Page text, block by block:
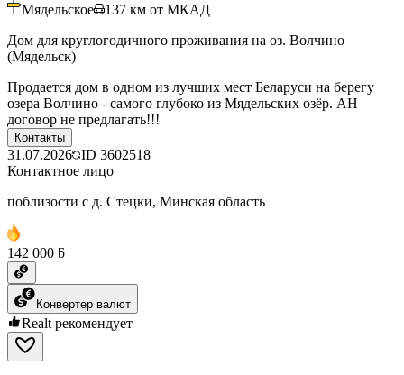
Мядельское 137 км от МКАД
Дом для круглогодичного проживания на оз. Волчино
(Мядельск)
Продается дом в одном из лучших мест Беларуси на берегу
озера Волчино - самого глубоко из Мядельских озёр. АН
договор не предлагать!!!
Контакты
31.07.2026 ID 3602518
Контактное лицо
поблизости с д. Стецки, Минская область
142 000 ƃ
Конвертер валют
Realt рекомендует